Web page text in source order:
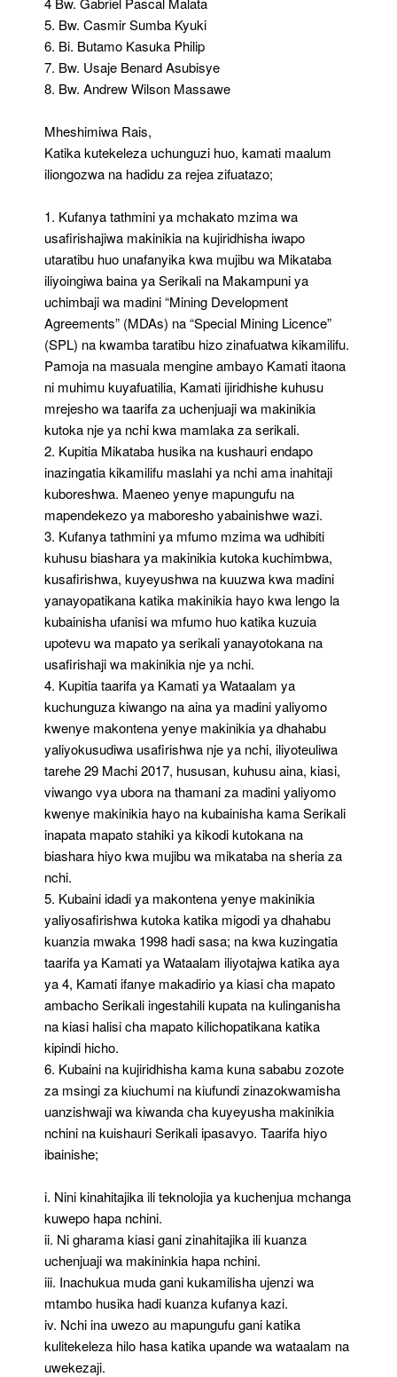
5. Bw. Casmir Sumba Kyuki
6. Bi. Butamo Kasuka Philip
7. Bw. Usaje Benard Asubisye
8. Bw. Andrew Wilson Massawe
Mheshimiwa Rais,
Katika kutekeleza uchunguzi huo, kamati maalum
iliongozwa na hadidu za rejea zifuatazo;
1. Kufanya tathmini ya mchakato mzima wa
usafirishajiwa makinikia na kujiridhisha iwapo
utaratibu huo unafanyika kwa mujibu wa Mikataba
iliyoingiwa baina ya Serikali na Makampuni ya
uchimbaji wa madini “Mining Development
Agreements” (MDAs) na “Special Mining Licence”
(SPL) na kwamba taratibu hizo zinafuatwa kikamilifu.
Pamoja na masuala mengine ambayo Kamati itaona
ni muhimu kuyafuatilia, Kamati ijiridhishe kuhusu
mrejesho wa taarifa za uchenjuaji wa makinikia
kutoka nje ya nchi kwa mamlaka za serikali.
2. Kupitia Mikataba husika na kushauri endapo
inazingatia kikamilifu maslahi ya nchi ama inahitaji
kuboreshwa. Maeneo yenye mapungufu na
mapendekezo ya maboresho yabainishwe wazi.
3. Kufanya tathmini ya mfumo mzima wa udhibiti
kuhusu biashara ya makinikia kutoka kuchimbwa,
kusafirishwa, kuyeyushwa na kuuzwa kwa madini
yanayopatikana katika makinikia hayo kwa lengo la
kubainisha ufanisi wa mfumo huo katika kuzuia
upotevu wa mapato ya serikali yanayotokana na
usafirishaji wa makinikia nje ya nchi.
4. Kupitia taarifa ya Kamati ya Wataalam ya
kuchunguza kiwango na aina ya madini yaliyomo
kwenye makontena yenye makinikia ya dhahabu
yaliyokusudiwa usafirishwa nje ya nchi, iliyoteuliwa
tarehe 29 Machi 2017, hususan, kuhusu aina, kiasi,
viwango vya ubora na thamani za madini yaliyomo
kwenye makinikia hayo na kubainisha kama Serikali
inapata mapato stahiki ya kikodi kutokana na
biashara hiyo kwa mujibu wa mikataba na sheria za
nchi.
5. Kubaini idadi ya makontena yenye makinikia
yaliyosafirishwa kutoka katika migodi ya dhahabu
kuanzia mwaka 1998 hadi sasa; na kwa kuzingatia
taarifa ya Kamati ya Wataalam iliyotajwa katika aya
ya 4, Kamati ifanye makadirio ya kiasi cha mapato
ambacho Serikali ingestahili kupata na kulinganisha
na kiasi halisi cha mapato kilichopatikana katika
kipindi hicho.
6. Kubaini na kujiridhisha kama kuna sababu zozote
za msingi za kiuchumi na kiufundi zinazokwamisha
uanzishwaji wa kiwanda cha kuyeyusha makinikia
nchini na kuishauri Serikali ipasavyo. Taarifa hiyo
ibainishe;
i. Nini kinahitajika ili teknolojia ya kuchenjua mchanga
kuwepo hapa nchini.
ii. Ni gharama kiasi gani zinahitajika ili kuanza
uchenjuaji wa makininkia hapa nchini.
iii. Inachukua muda gani kukamilisha ujenzi wa
mtambo husika hadi kuanza kufanya kazi.
iv. Nchi ina uwezo au mapungufu gani katika
kulitekeleza hilo hasa katika upande wa wataalam na
uwekezaji.